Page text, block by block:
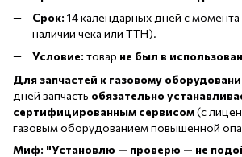
Срок: 14 календарных дней с момента
наличии чека или ТТН).
Условие: товар не был в
Для запчастей к газовому
дней запчасть обязательно
сертифицированным сервисом(с
газовым оборудованием повышенной
Миф: "Установлю — проверю — не